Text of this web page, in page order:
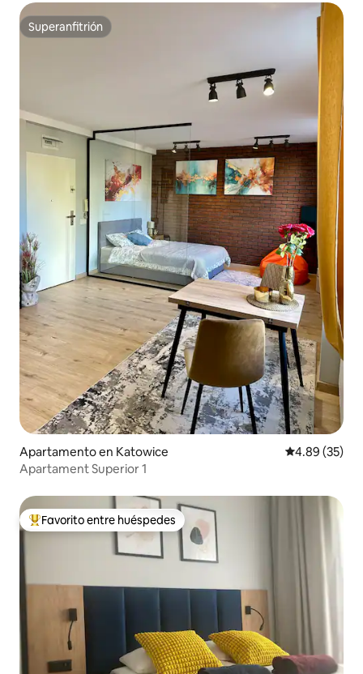
Superanfitrión
Superanfitrión
Apartamento en Katowice Calificación
4.89 (35)
Apartament Superior 1
Favorito entre huéspedes preferido
Favorito entre huéspedes